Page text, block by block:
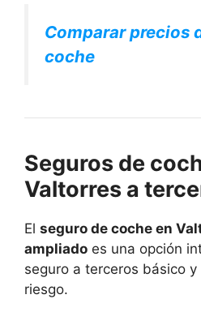
Comparar precios
coche
Seguros de
Valtorres a
El seguro de coche en
ampliado es una opción
seguro a terceros básico
riesgo.